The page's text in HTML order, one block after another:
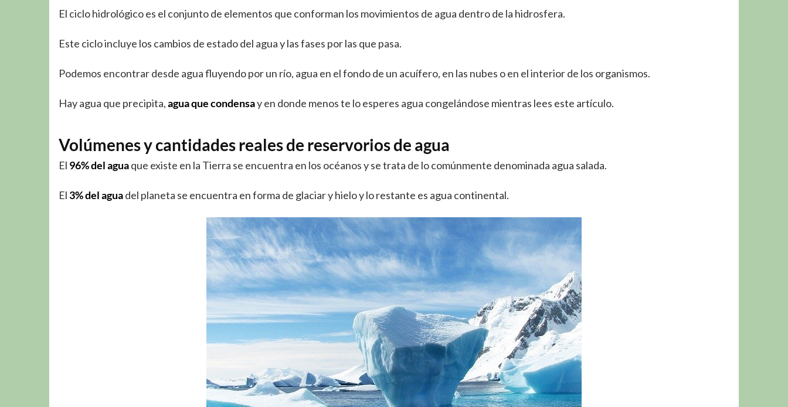
El ciclo hidrológico es el conjunto de elementos que conforman los movimientos de agua dentro de la hidrosfera.
Este ciclo incluye los cambios de estado del agua y las fases por las que pasa.
Podemos encontrar desde agua fluyendo por un río, agua en el fondo de un acuífero, en las nubes o en el interior de los organismos.
Hay agua que precipita,agua que condensay en donde menos te lo esperes agua congelándose mientras lees este artículo.
Volúmenes y cantidades reales de reservorios de agua
El 96% del aguaque existe en la Tierra se encuentra en los océanos y se trata de lo comúnmente denominada agua salada.
El 3% del aguadel planeta se encuentra en forma de glaciar y hielo y lo restante es agua continental.